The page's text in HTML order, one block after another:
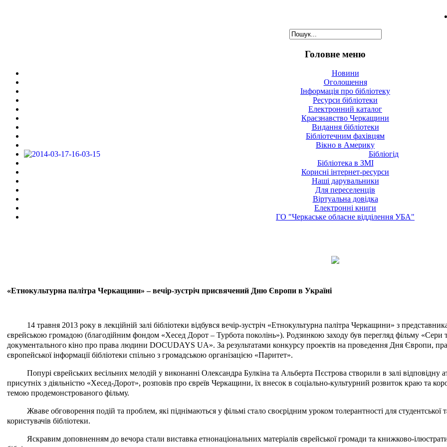
Головне меню
Новини
Оголошення
Інформація про бібліотеку
Ресурси бібліотеки
Електронний каталог
Краєзнавство Черкащини
Видання бібліотеки
Бібліотечним фахівцям
Вікно в Америку
Бібліогід
Бібліотека в ЗМІ
Корисні інтернет-ресурси
Наші дарувальники
Для переселенців
Віртуальна довідка
Електронні книги
ГО "Черкаське обласне відділення УБА"
«Етнокультурна палітра Черкащини» – вечір-зустріч присвячений Дню Європи в Україні
14 травня 2013 року в лекційній залі бібліотеки відбувся вечір-зустріч «Етнокультурна палітра Черкащини» з
єврейською громадою (благодійним фондом «Хесед Дорот – Турбота поколінь»). Родзинкою заходу був перегляд фільму «Сери
документального кіно про права людини DOCUDAYS UA». За результатами конкурсу проектів на проведення Дня Європи,
європейської інформації бібліотеки спільно з громадською організацією «Паритет».
Попурі єврейських весільних мелодій у виконанні Олександра Булкіна та Альберта Пєстрова створили в залі
присутніх з діяльністю «Хесед-Дорот», розповів про євреїв Черкащини, їх внесок в соціально-культурний розвиток краю та
темою продемонстрованого фільму.
Жваве обговорення подій та проблем, які піднімаються у фільмі стало своєрідним уроком толерантності для студентської
користувачів бібліотеки.
Яскравим доповненням до вечора стали виставка етнонаціональних матеріалів єврейської громади та книжково-